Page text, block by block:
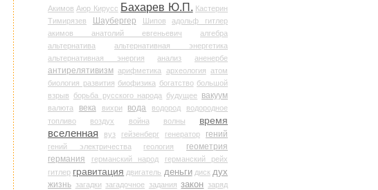
Акимов Аюр Кирусс Бахарев Ю.П. Кастерин
Тимирязев
Шаубергер Шипов
адольф гитлер
акимов анатолий евгеньевич
алгебра
альтернатива
альтернативная энергетика
альтернативная энергия
анализ аненербе
антирелятивизм арифметика археология атом
биология развития биофизика богатство большой
взрыв
борьба русского народа будущее вакуум
валюта века вихри вода водород
водородное
топливо
воздух война волны
время
вселенная
вуз гейзенберг генератор гений
гений электричества геология
геометрия
германия
германский народ
германский рейх
гитлер гравитация двигатель деньги диск дух
жизнь загадки загадочное задания закон заряд